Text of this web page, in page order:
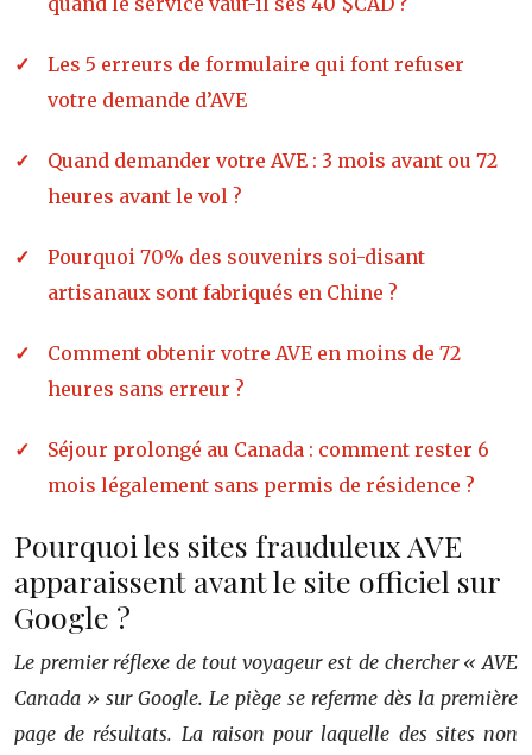
Les 5 erreurs de formulaire qui font refuser
votre demande d’AVE
Quand demander votre AVE : 3 mois avant ou 72
heures avant le vol ?
Pourquoi 70% des souvenirs soi-disant
artisanaux sont fabriqués en Chine ?
Comment obtenir votre AVE en moins de 72
heures sans erreur ?
Séjour prolongé au Canada : comment rester 6
mois légalement sans permis de résidence ?
Pourquoi les sites frauduleux AVE
apparaissent avant le site officiel sur
Google ?
Le premier réflexe de tout voyageur est de chercher « AVE
Canada » sur Google. Le piège se referme dès la première
page de résultats. La raison pour laquelle des sites non